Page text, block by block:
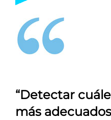
“Detectar
más adecuados